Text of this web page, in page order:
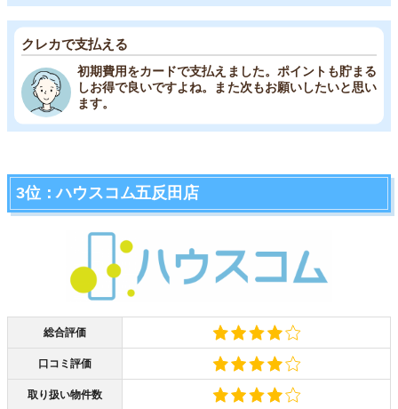
クレカで支払える
初期費用をカードで支払えました。ポイントも貯まる
しお得で良いですよね。また次もお願いしたいと思い
ます。
3位：ハウスコム五反田店
総合評価
口コミ評価
取り扱い物件数